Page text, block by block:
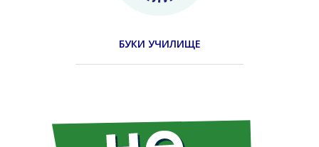
БУКИ УЧИЛИЩЕ